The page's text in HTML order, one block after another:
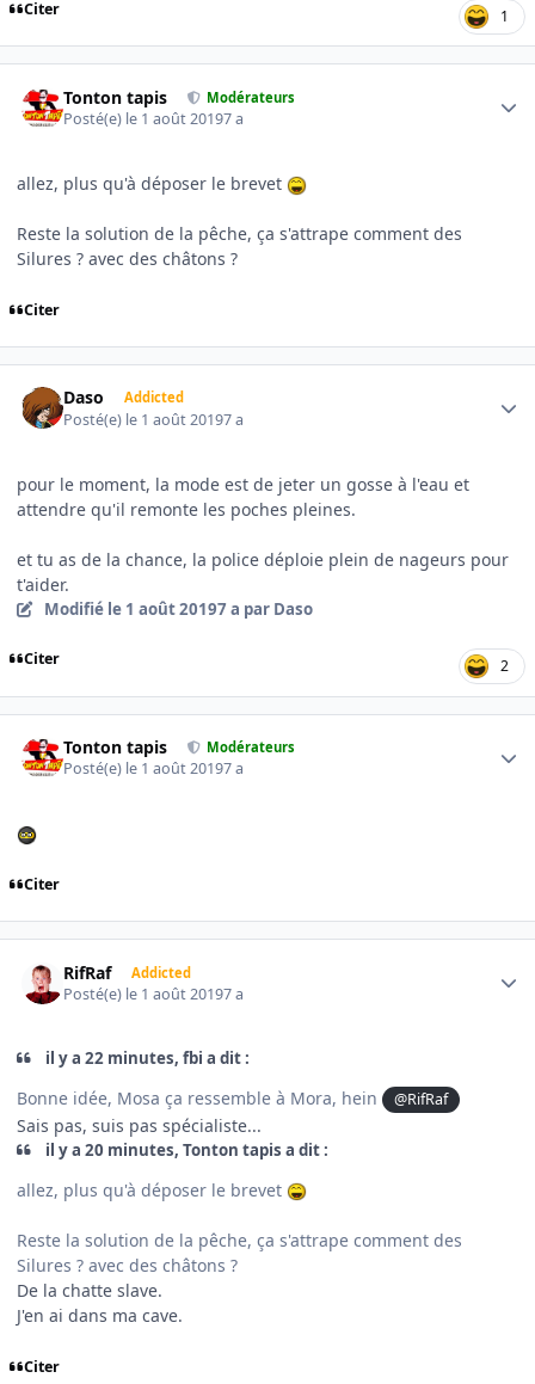
Citer 1
Tonton tapis Modérateurs
Posté(e) le 1 août 20197 a
allez, plus qu'à déposer le brevet
Reste la solution de la pêche, ça s'attrape comment des
Silures ? avec des châtons ?
Citer
Daso Addicted
Posté(e) le 1 août 20197 a
pour le moment, la mode est de jeter un gosse à l'eau et
attendre qu'il remonte les poches pleines.
et tu as de la chance, la police déploie plein de nageurs pour
t'aider.
Modifié le 1 août 20197 a par Daso
Citer 2
Tonton tapis Modérateurs
Posté(e) le 1 août 20197 a
Citer
RifRaf Addicted
Posté(e) le 1 août 20197 a
il y a 22 minutes, fbi a dit :
Bonne idée, Mosa ça ressemble à Mora, hein @RifRaf
Sais pas, suis pas spécialiste...
il y a 20 minutes, Tonton tapis a dit :
allez, plus qu'à déposer le brevet
Reste la solution de la pêche, ça s'attrape comment des
Silures ? avec des châtons ?
De la chatte slave.
J'en ai dans ma cave.
Citer